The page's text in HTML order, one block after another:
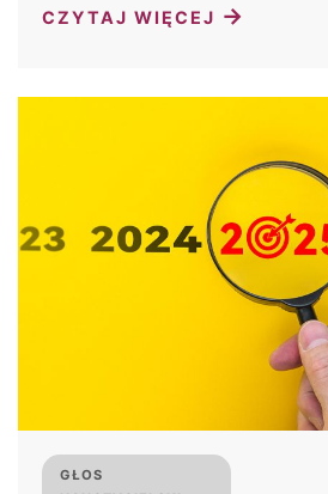
CZYTAJ WIĘCEJ →
GŁOS